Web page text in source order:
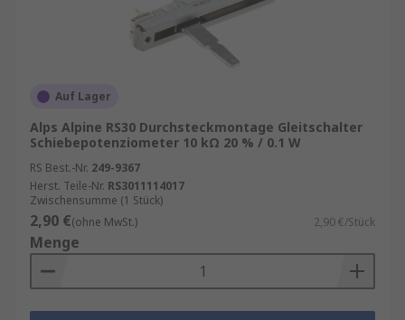
Auf Lager
Alps Alpine RS30 Durchsteckmontage Gleitschalter
Schiebepotenziometer 10 kΩ 20 % / 0.1 W
RS Best.-Nr. 249-9367
Herst. Teile-Nr. RS3011114017
Zwischensumme (1 Stück)
2,90 €(ohne MwSt.) 2,90 €/Stück
Menge